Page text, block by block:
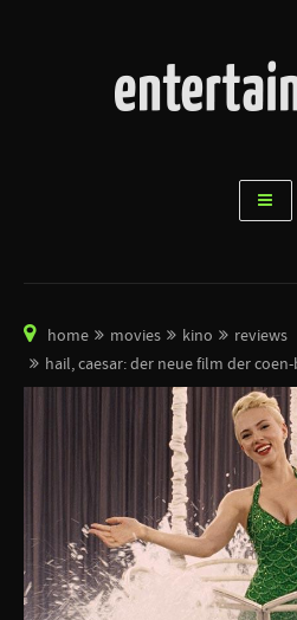
home movies kino
reviews
hail, caesar: der neue film der